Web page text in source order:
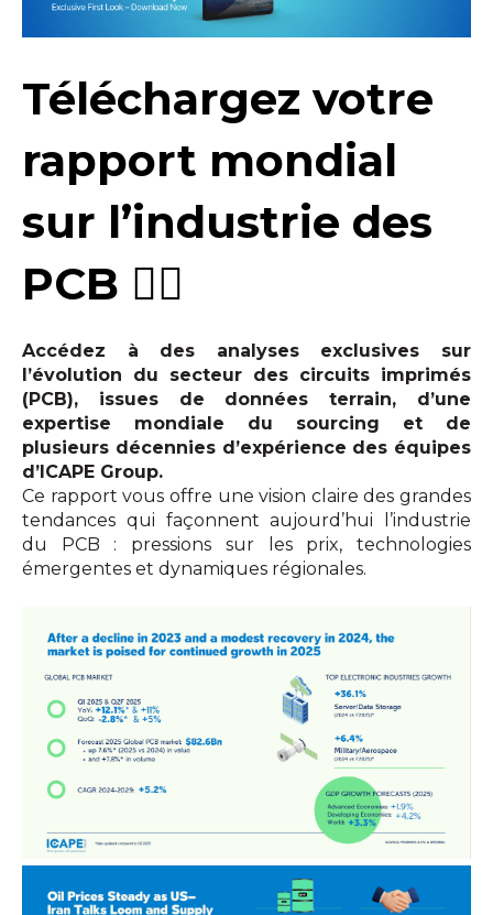
Téléchargez votre
rapport mondial
sur l’industrie des
PCB 👉🏻
Accédez à des analyses exclusives sur
l’évolution du secteur des circuits imprimés
(PCB), issues de données terrain, d’une
expertise mondiale du sourcing et de
plusieurs décennies d’expérience des équipes
d’ICAPE Group.
Ce rapport vous offre une vision claire des grandes
tendances qui façonnent aujourd’hui l’industrie
du PCB : pressions sur les prix, technologies
émergentes et dynamiques régionales.